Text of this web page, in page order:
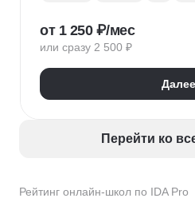
Рейтинг онлайн-школ по IDA Pro
от 1 250 ₽/мес
или сразу 2 500 ₽
Далее
Перейти ко